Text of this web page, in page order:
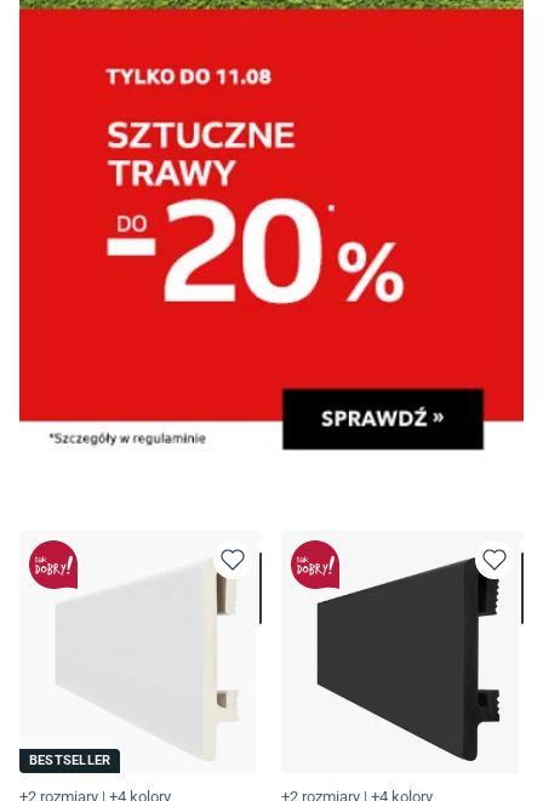
BESTSELLER
+2 rozmiary | +4 kolory +2 rozmiary | +4 kolory